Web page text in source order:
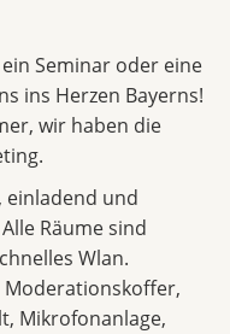
Seminar oder eine
ins Herzen Bayerns!
wir haben die
einladend und
Räume sind
Wlan.
Moderationskoffer,
Mikrofonanlage,